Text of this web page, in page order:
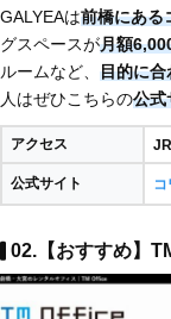
GALYEAは前橋にある
グスペースが月額
ルームなど、 目的に合
人はぜひこちらの公式
アクセス
公式サイト コ
02.【おすすめ】